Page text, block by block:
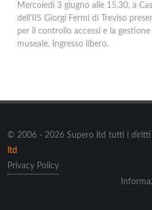
Mercoledì 3 giugno alle 15.30, a
dell'IIS Giorgi Fermi di Treviso
per il controllo accessi e la
museale. Ingresso libero.
© 2006 - 2026 Supero ltd tutti i diritti
ltd
Privacy Policy